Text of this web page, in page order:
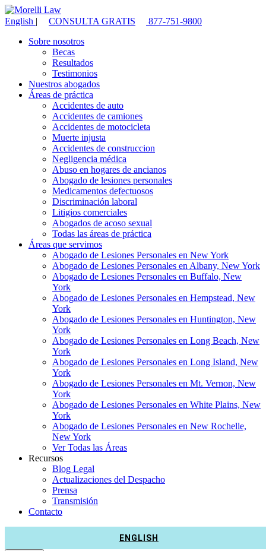
English | CONSULTA GRATIS
877-751-9800
Sobre nosotros
Becas
Resultados
Testimonios
Nuestros abogados
Áreas de práctica
Accidentes de auto
Accidentes de camiones
Accidentes de motocicleta
Muerte injusta
Accidentes de construccion
Negligencia médica
Abuso en hogares de ancianos
Abogado de lesiones personales
Medicamentos defectuosos
Discriminación laboral
Litigios comerciales
Abogados de acoso sexual
Todas las áreas de práctica
Áreas que servimos
Abogado de Lesiones Personales en New York
Abogado de Lesiones Personales en Albany, New York
Abogado de Lesiones Personales en Buffalo, New
York
Abogado de Lesiones Personales en Hempstead, New
York
Abogado de Lesiones Personales en Huntington, New
York
Abogado de Lesiones Personales en Long Beach, New
York
Abogado de Lesiones Personales en Long Island, New
York
Abogado de Lesiones Personales en Mt. Vernon, New
York
Abogado de Lesiones Personales en White Plains, New
York
Abogado de Lesiones Personales en New Rochelle,
New York
Ver Todas las Áreas
Recursos
Blog Legal
Actualizaciones del Despacho
Prensa
Transmisión
Contacto
ENGLISH